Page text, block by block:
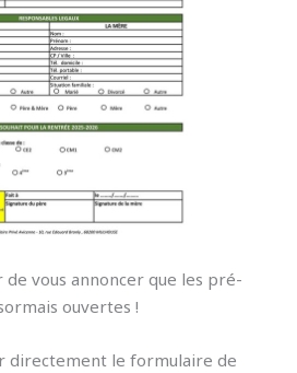
de vous annoncer que les pré-
ouvertes !
directement le formulaire de